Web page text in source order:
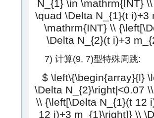
N_{1} \in \mathrm{INT}
\quad \Delta N_{1}(t i)+3
\mathrm{INT} \\
\Delta N_{2}(t i)+3
7) 计算(9, 7)型特殊周跳:
$ \left\{\begin{array}{l}
\Delta N_{2}\right|<0.07
\\ {\left[\Delta N_{1}(t 12
12 i)+3 m_{1}\right]} \\